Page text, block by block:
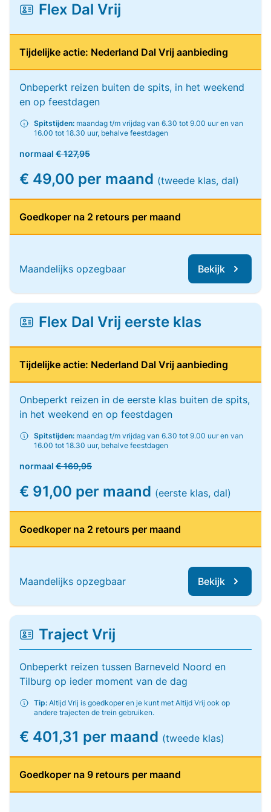
Flex Dal Vrij
Tijdelijke actie: Nederland Dal Vrij aanbieding
Onbeperkt reizen buiten de spits, in het weekend
en op feestdagen
Spitstijden: maandag t/m vrijdag van 6.30 tot 9.00 uur en van
16.00 tot 18.30 uur, behalve feestdagen
normaal € 127,95
€ 49,00 per maand (tweede klas, dal)
Goedkoper na 2 retours per maand
Maandelijks opzegbaar Bekijk
Flex Dal Vrij eerste klas
Tijdelijke actie: Nederland Dal Vrij aanbieding
Onbeperkt reizen in de eerste klas buiten de spits,
in het weekend en op feestdagen
Spitstijden: maandag t/m vrijdag van 6.30 tot 9.00 uur en van
16.00 tot 18.30 uur, behalve feestdagen
normaal € 169,95
€ 91,00 per maand (eerste klas, dal)
Goedkoper na 2 retours per maand
Maandelijks opzegbaar Bekijk
Traject Vrij
Onbeperkt reizen tussen Barneveld Noord en
Tilburg op ieder moment van de dag
Tip: Altijd Vrij is goedkoper en je kunt met Altijd Vrij ook op
andere trajecten de trein gebruiken.
€ 401,31 per maand (tweede klas)
Goedkoper na 9 retours per maand